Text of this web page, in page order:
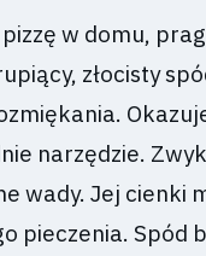
w domu,
złocisty
narzędzie.
wady. Jej cienki
pieczenia. Spód